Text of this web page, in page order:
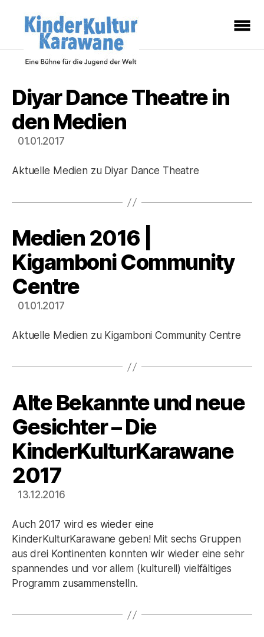
-
Eine
Bühne
die
Jugend
der
Welt
Kategorien
Diyar Dance Theatre in
den Medien
01.01.2017
Aktuelle Medien zu Diyar Dance Theatre
Kategorien
Medien 2016 |
Kigamboni Community
Centre
01.01.2017
Aktuelle Medien zu Kigamboni Community Centre
Kategorien
Alte Bekannte und neue
Gesichter – Die
KinderKulturKarawane
2017
13.12.2016
Auch 2017 wird es wieder eine
KinderKulturKarawane geben! Mit sechs Gruppen
aus drei Kontinenten konnten wir wieder eine sehr
spannendes und vor allem (kulturell) vielfältiges
Programm zusammenstelln.